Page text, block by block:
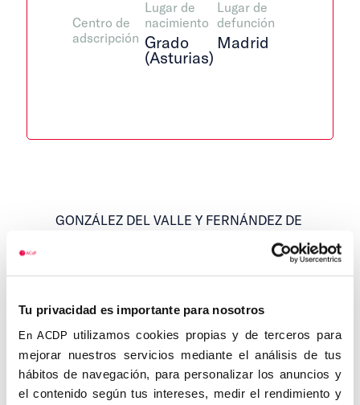
Tu privacidad es importante para nosotros
En ACDP utilizamos cookies propias y de terceros para
mejorar nuestros servicios mediante el análisis de tus
hábitos de navegación, para personalizar los anuncios y
el contenido según tus intereses, medir el rendimiento y
Centro de
adscripción
Lugar de
nacimiento
Grado
(Asturias)
Lugar de
defunción
Madrid
GONZÁLEZ DEL VALLE Y FERNÁNDEZ DE
MIRANDA, Martín, Marqués de la Vega de
Madrid, 13.I.1951. Abogado. Procurador en
Se licenció en Derecho en la Universidad
de Oviedo, y se doctoró en la Universidad
Central. Fue Presidente de la Cámara de
la Propiedad y de la Federación de los